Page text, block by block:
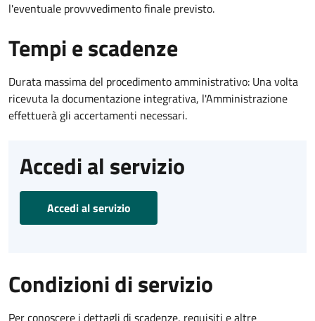
l'eventuale provvvedimento finale previsto.
Tempi e scadenze
Durata massima del procedimento amministrativo: Una volta
ricevuta la documentazione integrativa, l'Amministrazione
effettuerà gli accertamenti necessari.
Accedi al servizio
Accedi al servizio
Condizioni di servizio
Per conoscere i dettagli di scadenze, requisiti e altre